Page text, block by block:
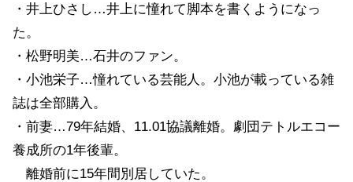
・井上ひさし…井上に憧れて脚本を書くようになっ
た。
・松野明美…石井のファン。
・小池栄子…憧れている芸能人。小池が載っている雑
誌は全部購入。
・前妻…79年結婚、11.01協議離婚。劇団テトルエコー
養成所の1年後輩。
離婚前に15年間別居していた。